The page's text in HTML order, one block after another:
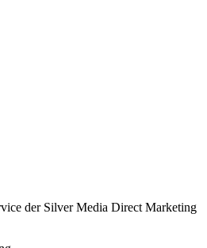
der Silver Media Direct Marketing